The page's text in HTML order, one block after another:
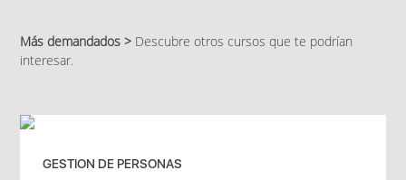
Más demandados > Descubre otros cursos que te podrían
interesar.
GESTION DE PERSONAS